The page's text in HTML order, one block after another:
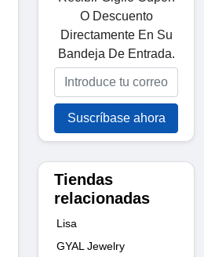
O Descuento
Directamente En Su
Bandeja De Entrada.
Suscríbase ahora
Tiendas
relacionadas
Lisa
GYAL Jewelry